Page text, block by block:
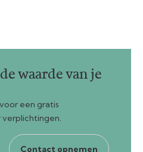
waarde van je
een gratis
Contact opnemen